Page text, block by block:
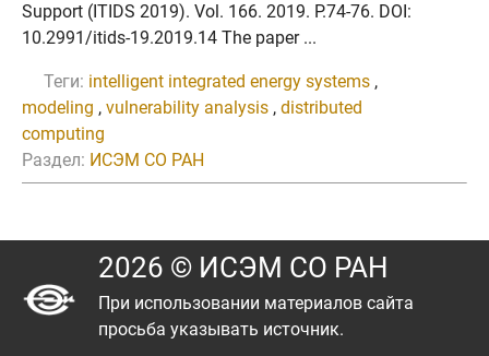
Support (ITIDS 2019). Vol. 166. 2019. P.74-76. DOI:
10.2991/itids-19.2019.14 The paper ...
Теги: intelligent integrated energy systems ,
modeling , vulnerability analysis , distributed
computing
Раздел: ИСЭМ СО РАН
2026 © ИСЭМ СО РАН
При использовании материалов сайта
просьба указывать источник.